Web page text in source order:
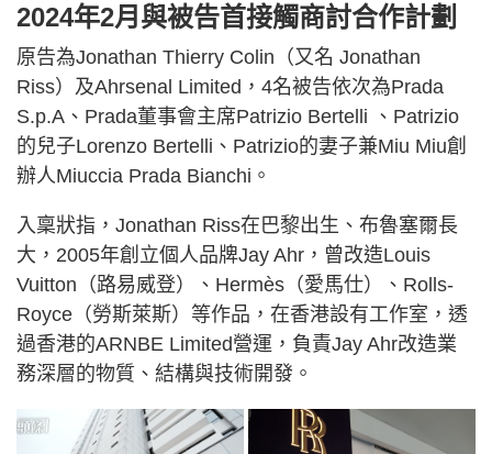
2024年2月與被告首接觸商討合作計劃
原告為Jonathan Thierry Colin（又名 Jonathan
Riss）及Ahrsenal Limited，4名被告依次為Prada
S.p.A、Prada董事會主席Patrizio Bertelli 、Patrizio
的兒子Lorenzo Bertelli、Patrizio的妻子兼Miu Miu創
辦人Miuccia Prada Bianchi。
入稟狀指，Jonathan Riss在巴黎出生、布魯塞爾長
大，2005年創立個人品牌Jay Ahr，曾改造Louis
Vuitton（路易威登）、Hermès（愛馬仕）、Rolls-
Royce（勞斯萊斯）等作品，在香港設有工作室，透
過香港的ARNBE Limited營運，負責Jay Ahr改造業
務深層的物質、結構與技術開發。